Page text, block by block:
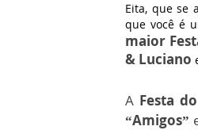
Eita, que se
que você é
maior
& Luciano
A Festa
“Amigos”